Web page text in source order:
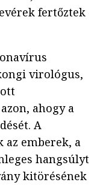
fertőztek
virológus,
ahogy a
A
emberek, a
hangsúlyt
kitörésének